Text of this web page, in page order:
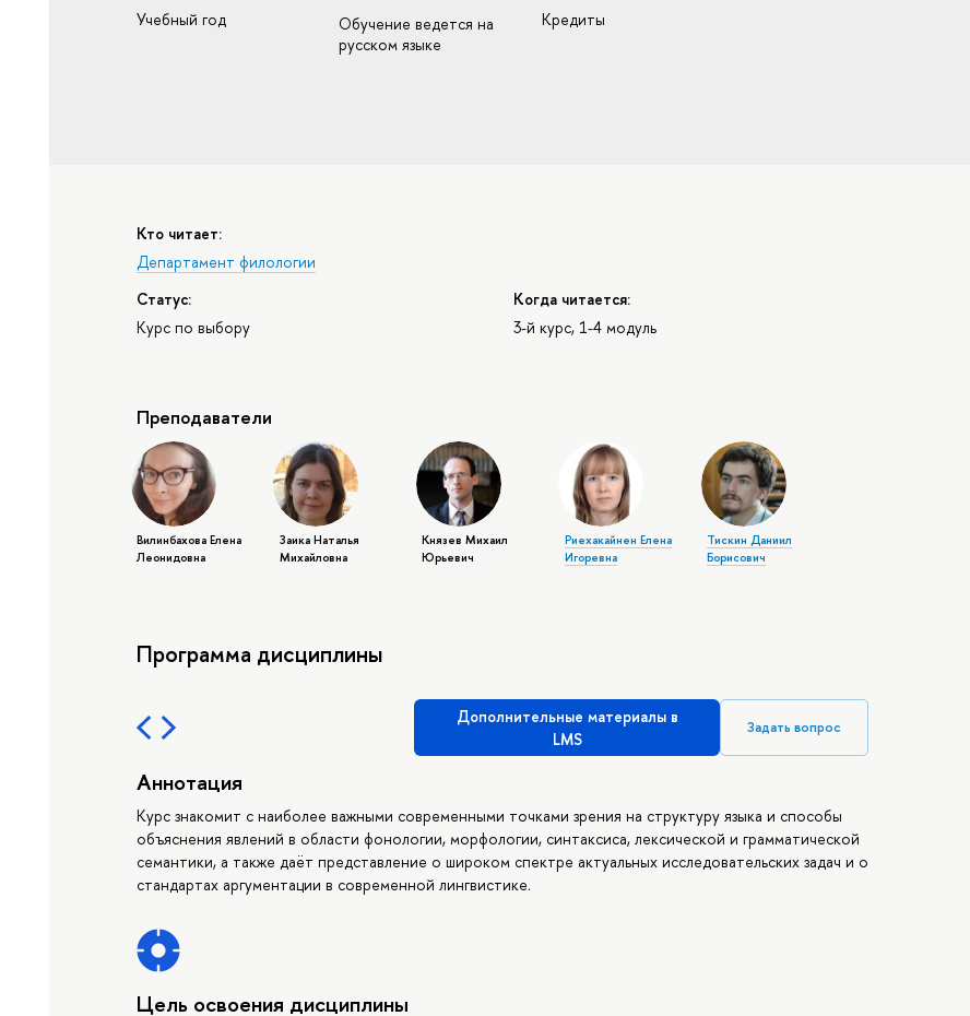
Учебный год
Обучение ведется на
русском языке
Кредиты
Кто читает:
Департамент филологии
Статус:
Курс по выбору
Когда читается:
3-й курс, 1-4 модуль
Преподаватели
Вилинбахова Елена
Леонидовна
Заика Наталья
Михайловна
Князев Михаил
Юрьевич
Риехакайнен Елена
Игоревна
Тискин Даниил
Борисович
Программа дисциплины
Дополнительные материалы в
LMS
Задать вопрос
Аннотация
Курс знакомит с наиболее важными современными точками зрения на структуру языка и способы
объяснения явлений в области фонологии, морфологии, синтаксиса, лексической и грамматической
семантики, а также даёт представление о широком спектре актуальных исследовательских задач и о
стандартах аргументации в современной лингвистике.
Цель освоения дисциплины